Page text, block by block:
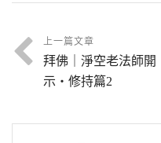
上一篇文章
拜佛｜淨空老法師開
示・修持篇2